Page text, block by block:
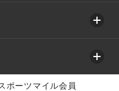
ポーツマイル会員